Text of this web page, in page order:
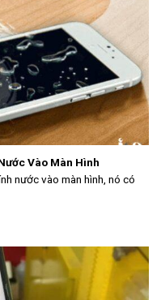
Vào Màn Hình
nước vào màn hình, nó có